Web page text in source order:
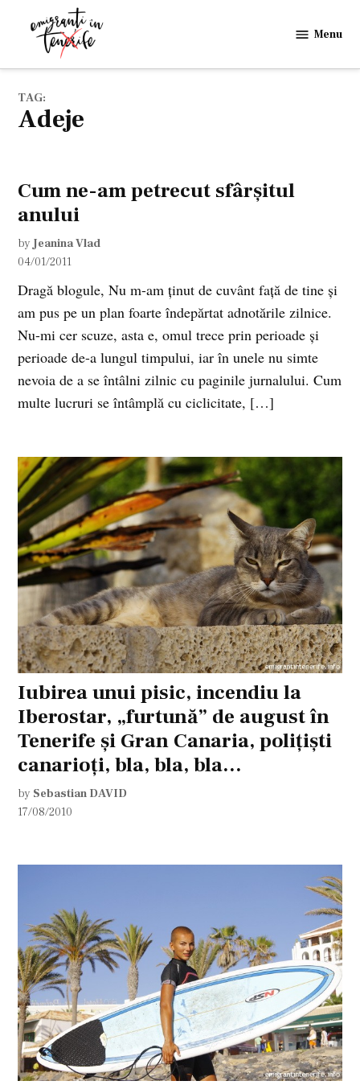
in
Menu
TAG:
Adeje
Cum ne-am petrecut sfârşitul
anului
by Jeanina Vlad
04/01/2011
Dragă blogule, Nu m-am ţinut de cuvânt faţă de tine şi
am pus pe un plan foarte îndepărtat adnotările zilnice.
Nu-mi cer scuze, asta e, omul trece prin perioade şi
perioade de-a lungul timpului, iar în unele nu simte
nevoia de a se întâlni zilnic cu paginile jurnalului. Cum
multe lucruri se întâmplă cu ciclicitate, […]
Iubirea unui pisic, incendiu la
Iberostar, „furtună” de august în
Tenerife şi Gran Canaria, poliţişti
canarioţi, bla, bla, bla…
by Sebastian DAVID
17/08/2010